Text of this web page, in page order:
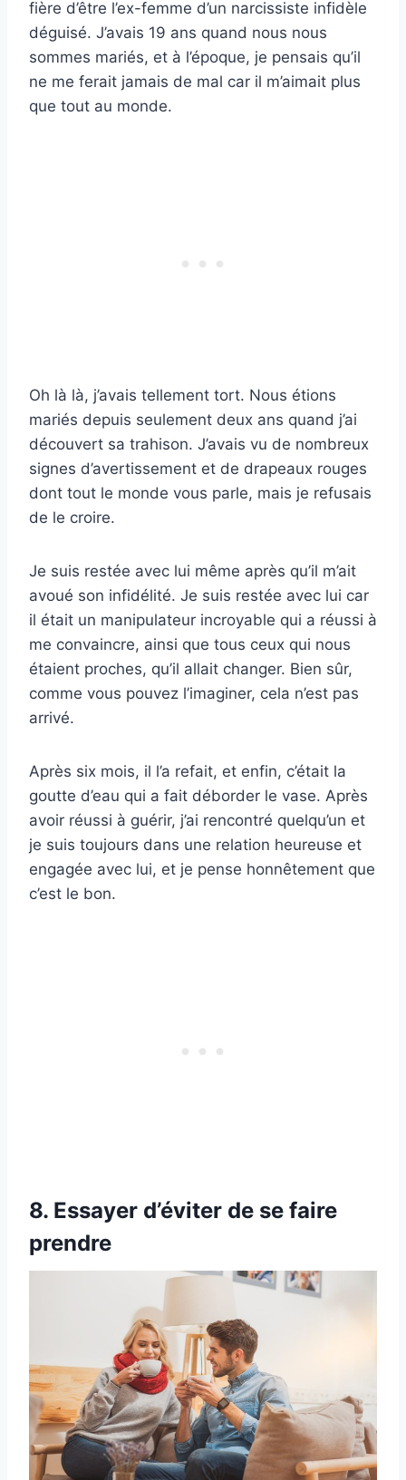
fière d’être l’ex-femme d’un narcissiste infidèle
déguisé. J’avais 19 ans quand nous nous
sommes mariés, et à l’époque, je pensais qu’il
ne me ferait jamais de mal car il m’aimait plus
que tout au monde.
Oh là là, j’avais tellement tort. Nous étions
mariés depuis seulement deux ans quand j’ai
découvert sa trahison. J’avais vu de nombreux
signes d’avertissement et de drapeaux rouges
dont tout le monde vous parle, mais je refusais
de le croire.
Je suis restée avec lui même après qu’il m’ait
avoué son infidélité. Je suis restée avec lui car
il était un manipulateur incroyable qui a réussi à
me convaincre, ainsi que tous ceux qui nous
étaient proches, qu’il allait changer. Bien sûr,
comme vous pouvez l’imaginer, cela n’est pas
arrivé.
Après six mois, il l’a refait, et enfin, c’était la
goutte d’eau qui a fait déborder le vase. Après
avoir réussi à guérir, j’ai rencontré quelqu’un et
je suis toujours dans une relation heureuse et
engagée avec lui, et je pense honnêtement que
c’est le bon.
8. Essayer d’éviter de se faire
prendre